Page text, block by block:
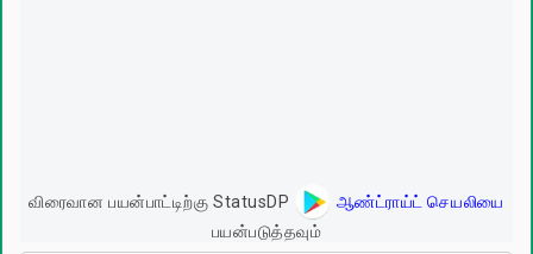
விரைவான பயன்பாட்டிற்கு StatusDP
ஆண்ட்ராய்ட் செயலியை
பயன்படுத்தவும்